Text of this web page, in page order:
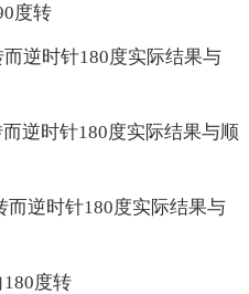
度转
逆时针180度实际结果与
逆时针180度实际结果与顺
而逆时针180度实际结果与
度转